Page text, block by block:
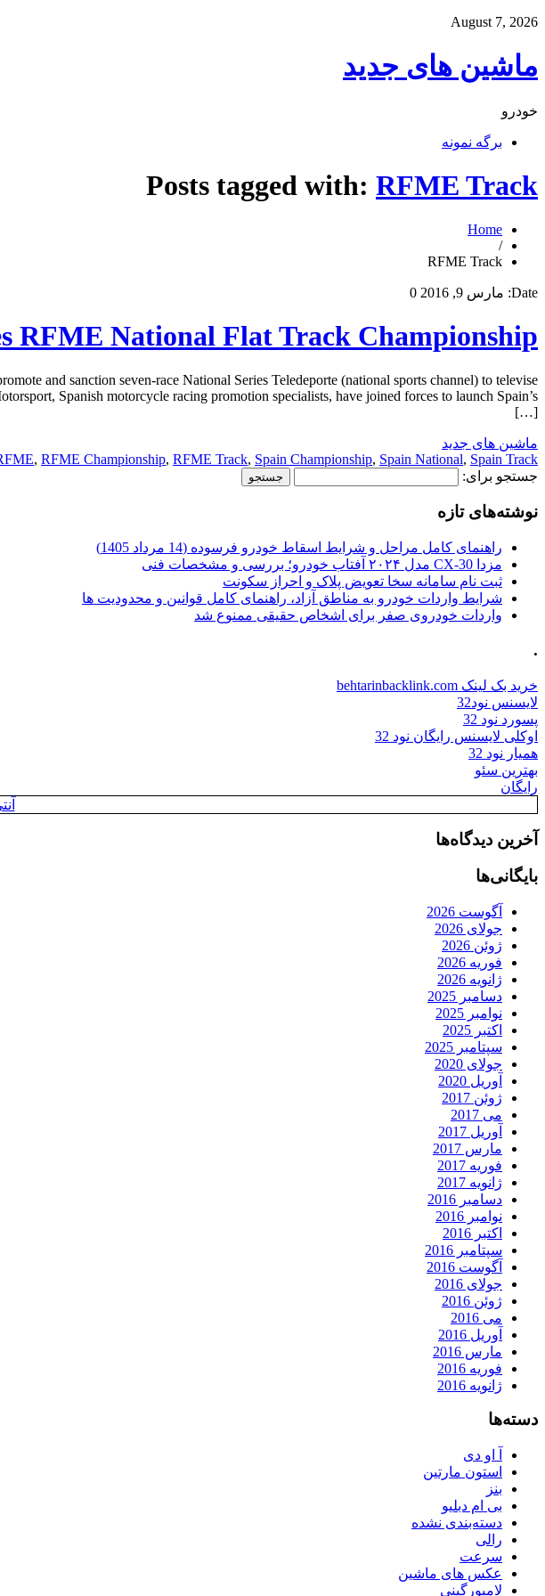
August 7, 2026
ماشین های جدید
خودرو
برگه نمونه
Posts tagged with: RFME Track
Home
/
RFME Track
Date: مارس 9, 2016 0
RFME National Flat Track Championship
and sanction seven-race National Series Teledeporte (national sports channel) to televise
Spanish motorcycle racing promotion specialists, have joined forces to launch Spain’s
[…]
ماشین های جدید
, RFME Championship, RFME Track, Spain Championship, Spain National, Spain Track
جستجو برای:
نوشته‌های تازه
راهنمای کامل مراحل و شرایط اسقاط خودرو فرسوده (14 مرداد 1405)
مزدا CX-30 مدل ۲۰۲۴ آفتاب خودرو؛ بررسی و مشخصات فنی
ثبت نام سامانه سخا تعویض پلاک و احراز سکونت
شرایط واردات خودرو به مناطق آزاد، راهنمای کامل قوانین و محدودیت ها
واردات خودروی صفر برای اشخاص حقیقی ممنوع شد
.
خرید بک لینک behtarinbacklink.com
لایسنس نود32
پسورد نود 32
اوکلی لایسنس رایگان نود 32
همیار نود 32
بهترین سئو
رایگان
آخرین دیدگاه‌ها
بایگانی‌ها
آگوست 2026
جولای 2026
ژوئن 2026
فوریه 2026
ژانویه 2026
دسامبر 2025
نوامبر 2025
اکتبر 2025
سپتامبر 2025
جولای 2020
آوریل 2020
ژوئن 2017
می 2017
آوریل 2017
مارس 2017
فوریه 2017
ژانویه 2017
دسامبر 2016
نوامبر 2016
اکتبر 2016
سپتامبر 2016
آگوست 2016
جولای 2016
ژوئن 2016
می 2016
آوریل 2016
مارس 2016
فوریه 2016
ژانویه 2016
دسته‌ها
آ او دی
استون مارتین
بنز
بی ام دبلیو
دسته‌بندی نشده
رالی
سرعت
عکس های ماشین
لامبورگینی